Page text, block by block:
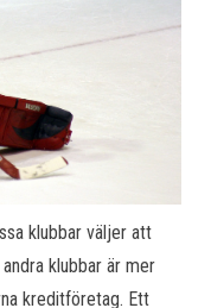
klubbar väljer att
klubbar är mer
kreditföretag. Ett